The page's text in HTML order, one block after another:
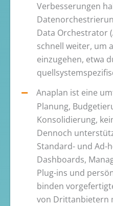
Verbesserungen
Data Orchestrator
schnell weiter, um
einzugehen, etwa
Anaplan ist eine
Planung,
Konsolidierung,
Dennoch
Standard- und Ad-
Dashboards,
Plug-ins und
binden
von Drittanbietern